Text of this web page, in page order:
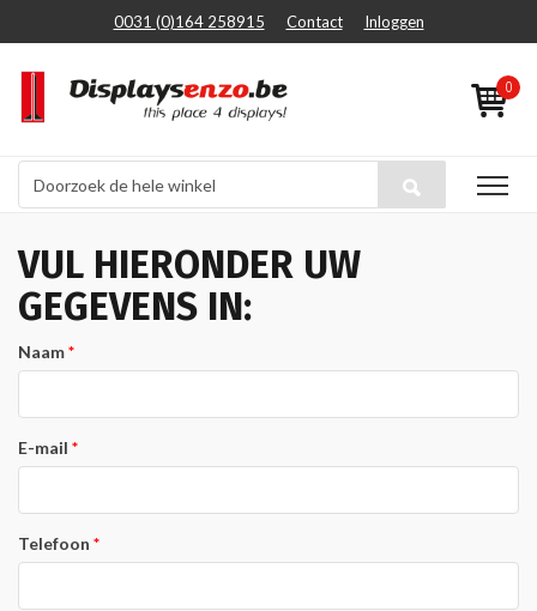
0031 (0)164 258915 Contact Inloggen
0
VUL HIERONDER UW
GEGEVENS IN:
Naam
E-mail
Telefoon